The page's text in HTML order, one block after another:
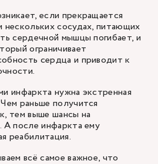
если прекращается
сосудах, питающих
сердечной мышцы погибает, и
ограничивает
сердца и приводит к
инфаркта нужна экстренная
раньше получится
тем выше шансы на
А после инфаркта ему
реабилитация.
всё самое важное, что